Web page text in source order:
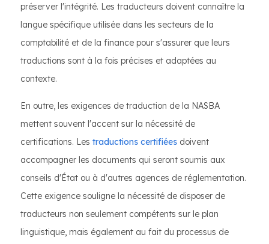
préserver l'intégrité. Les traducteurs doivent connaître la
langue spécifique utilisée dans les secteurs de la
comptabilité et de la finance pour s'assurer que leurs
traductions sont à la fois précises et adaptées au
contexte.
En outre, les exigences de traduction de la NASBA
mettent souvent l'accent sur la nécessité de
certifications. Les traductions certifiées doivent
accompagner les documents qui seront soumis aux
conseils d'État ou à d'autres agences de réglementation.
Cette exigence souligne la nécessité de disposer de
traducteurs non seulement compétents sur le plan
linguistique, mais également au fait du processus de